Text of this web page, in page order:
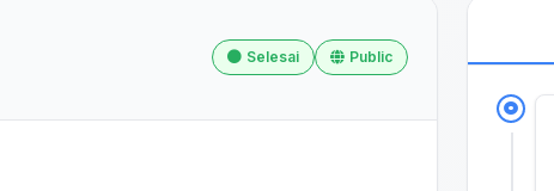
Selesai Public